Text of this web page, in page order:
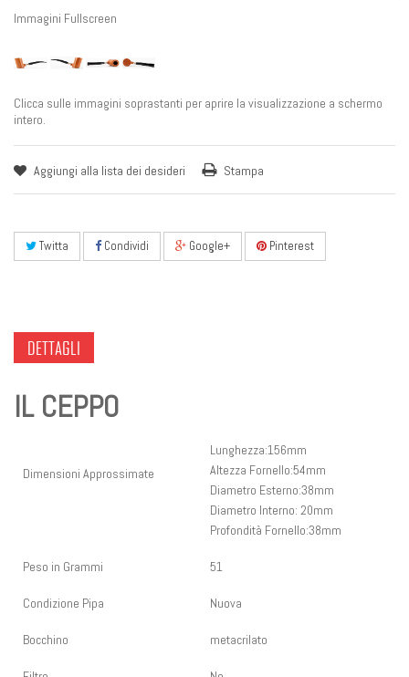
Immagini Fullscreen
Clicca sulle immagini soprastanti per aprire la visualizzazione a schermo
intero.
Aggiungi alla lista dei desideri Stampa
Twitta Condividi Google+ Pinterest
DETTAGLI
IL CEPPO
Dimensioni Approssimate
Lunghezza:156mm
Altezza Fornello:54mm
Diametro Esterno:38mm
Diametro Interno: 20mm
Profondità Fornello:38mm
Peso in Grammi 51
Condizione Pipa Nuova
Bocchino metacrilato